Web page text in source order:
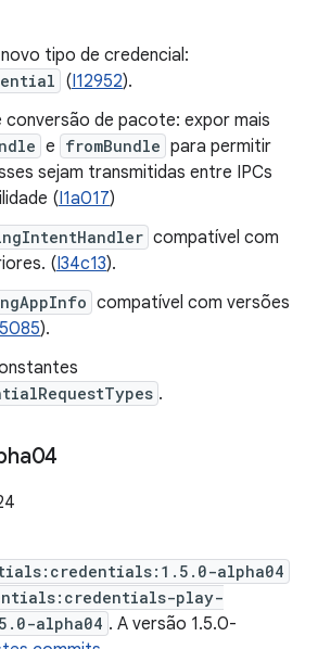
tipo de credencial:
(I12952).
conversão de pacote: expor mais
e fromBundle para permitir
sejam transmitidas entre IPCs
(I1a017)
compatível com
(I34c13).
compatível com versões
).
.
alpha04
play-
alpha04 . A versão 1.5.0-